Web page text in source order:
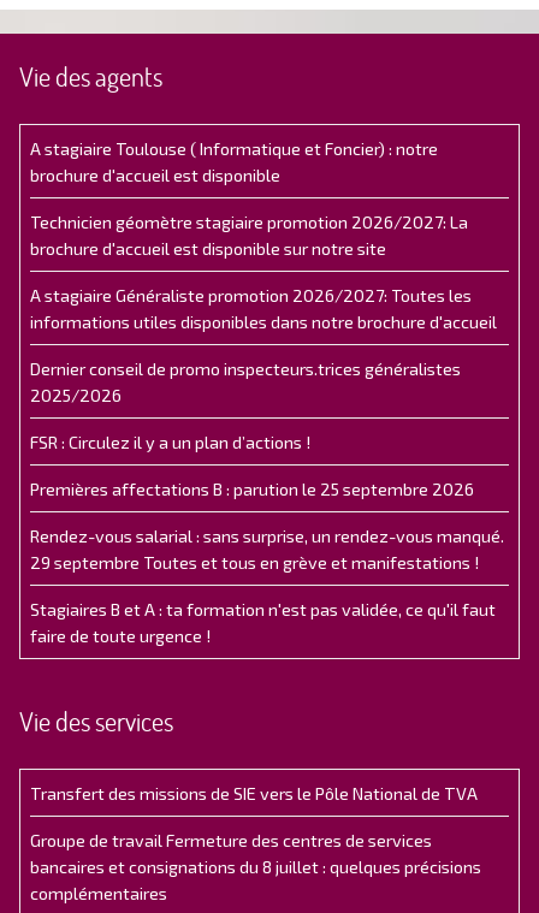
Vie des agents
A stagiaire Toulouse ( Informatique et Foncier) : notre
brochure d'accueil est disponible
Technicien géomètre stagiaire promotion 2026/2027: La
brochure d'accueil est disponible sur notre site
A stagiaire Généraliste promotion 2026/2027: Toutes les
informations utiles disponibles dans notre brochure d'accueil
Dernier conseil de promo inspecteurs.trices généralistes
2025/2026
FSR : Circulez il y a un plan d’actions !
Premières affectations B : parution le 25 septembre 2026
Rendez-vous salarial : sans surprise, un rendez-vous manqué.
29 septembre Toutes et tous en grève et manifestations !
Stagiaires B et A : ta formation n'est pas validée, ce qu'il faut
faire de toute urgence !
Vie des services
Transfert des missions de SIE vers le Pôle National de TVA
Groupe de travail Fermeture des centres de services
bancaires et consignations du 8 juillet : quelques précisions
complémentaires